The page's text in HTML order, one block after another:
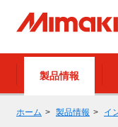
製品情報
ホーム 製品情報 イ